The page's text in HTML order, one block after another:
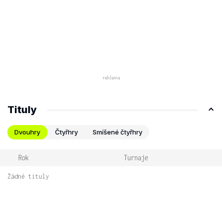
Tituly
Dvouhry Čtyřhry Smíšené čtyřhry
Rok Turnaje
Žádné tituly